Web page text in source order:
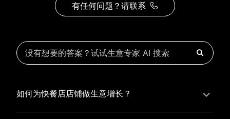
有任何问题？请联系
如何为快餐店店铺做生意增长？
为快餐店店铺实现持续生意增长，您可以通过有赞新零